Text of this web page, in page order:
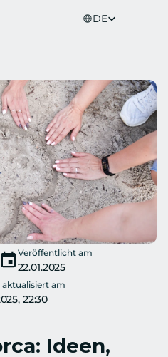
DE
Veröffentlicht am
22.01.2025
am
22:30
Ideen,